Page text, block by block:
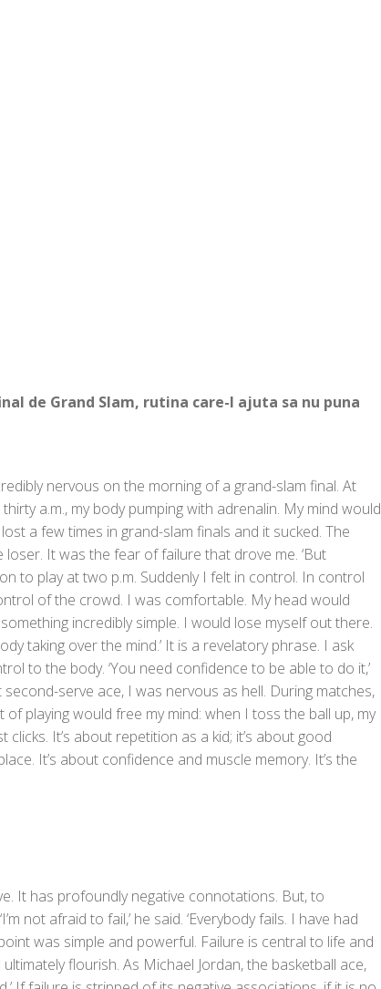
de Grand Slam, rutina care-l ajuta sa nu puna
nervous on the morning of a grand-slam final. At
a.m., my body pumping with adrenalin. My mind would
a few times in grand-slam finals and it sucked. The
It was the fear of failure that drove me. ‘But
to play at two p.m. Suddenly I felt in control. In control
of the crowd. I was comfortable. My head would
incredibly simple. I would lose myself out there.
taking over the mind.’ It is a revelatory phrase. I ask
to the body. ‘You need confidence to be able to do it,’
second-serve ace, I was nervous as hell. During matches,
playing would free my mind: when I toss the ball up, my
It’s about repetition as a kid; it’s about good
It’s about confidence and muscle memory. It’s the
It has profoundly negative connotations. But, to
not afraid to fail,’ he said. ‘Everybody fails. I have had
was simple and powerful. Failure is central to life and
flourish. As Michael Jordan, the basketball ace,